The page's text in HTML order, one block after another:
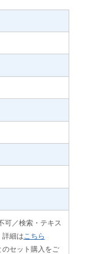
可／検索・テキス
細はこちら
セット購入をご